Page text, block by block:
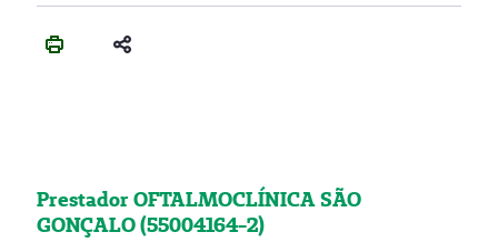
Prestador OFTALMOCLÍNICA SÃO
GONÇALO (55004164-2)